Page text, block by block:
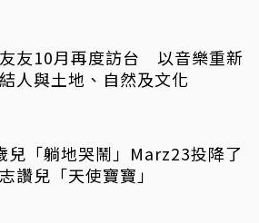
友10月再度訪台 以音樂重新
人與土地、自然及文化
兒「躺地哭鬧」Marz23投降了
讚兒「天使寶寶」